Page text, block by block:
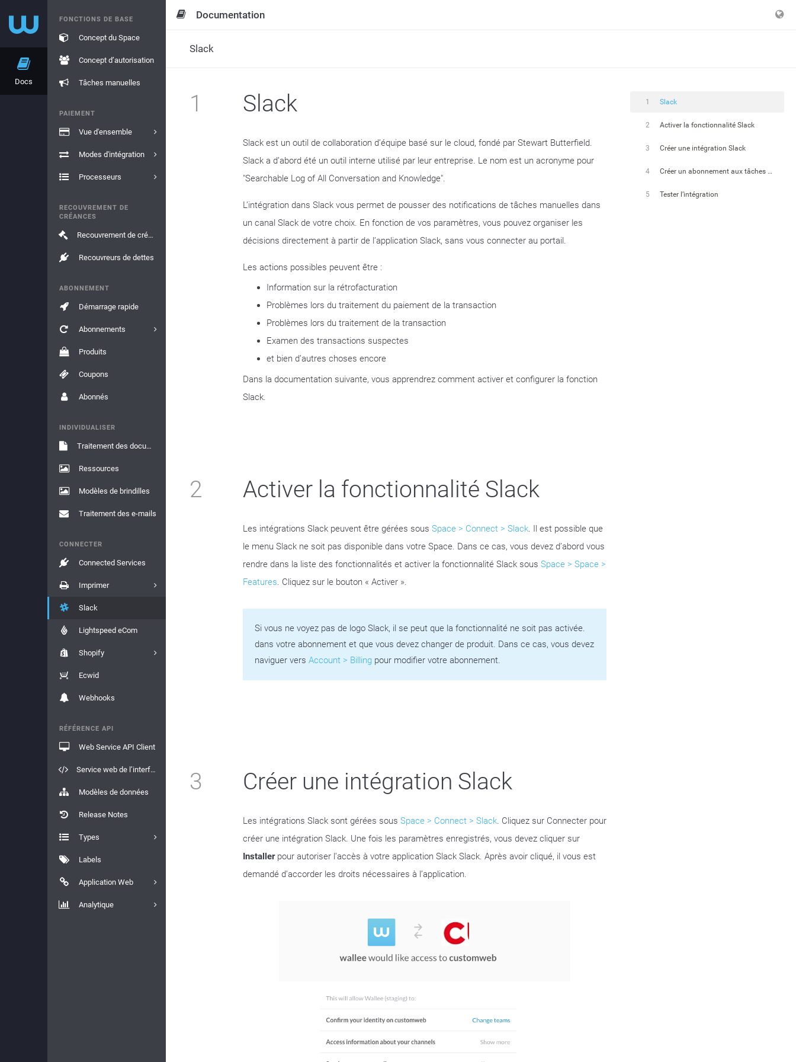
Docs
FONCTIONS DE BASE
Concept du Space
Concept d’autorisation
Tâches manuelles
PAIEMENT
Vue d'ensemble
Modes d'intégration
Processeurs
RECOUVREMENT DE
CRÉANCES
Recouvrement de créances
Recouvreurs de dettes
ABONNEMENT
Démarrage rapide
Abonnements
Produits
Coupons
Abonnés
INDIVIDUALISER
Traitement des documents
Ressources
Modèles de brindilles
Traitement des e-mails
CONNECTER
Connected Services
Imprimer
Slack
Lightspeed eCom
Shopify
Ecwid
Webhooks
RÉFÉRENCE API
Web Service API Client
Service web de l’interface API
Modèles de données
Release Notes
Types
Labels
Application Web
Analytique
Documentation
Slack
1 Slack
Slack est un outil de collaboration d’équipe basé sur le cloud, fondé par Stewart Butterfield.
Slack a d’abord été un outil interne utilisé par leur entreprise. Le nom est un acronyme pour
"Searchable Log of All Conversation and Knowledge".
L’intégration dans Slack vous permet de pousser des notifications de tâches manuelles dans
un canal Slack de votre choix. En fonction de vos paramètres, vous pouvez organiser les
décisions directement à partir de l’application Slack, sans vous connecter au portail.
Les actions possibles peuvent être :
Information sur la rétrofacturation
Problèmes lors du traitement du paiement de la transaction
Problèmes lors du traitement de la transaction
Examen des transactions suspectes
et bien d’autres choses encore
Dans la documentation suivante, vous apprendrez comment activer et configurer la fonction
Slack.
2 Activer la fonctionnalité Slack
Les intégrations Slack peuvent être gérées sous Space > Connect > Slack. Il est possible que
le menu Slack ne soit pas disponible dans votre Space. Dans ce cas, vous devez d’abord vous
rendre dans la liste des fonctionnalités et activer la fonctionnalité Slack sous Space > Space >
Features. Cliquez sur le bouton « Activer ».
Si vous ne voyez pas de logo Slack, il se peut que la fonctionnalité ne soit pas activée.
dans votre abonnement et que vous devez changer de produit. Dans ce cas, vous devez
naviguer vers Account > Billing pour modifier votre abonnement.
3 Créer une intégration Slack
Les intégrations Slack sont gérées sous Space > Connect > Slack. Cliquez sur Connecter pour
créer une intégration Slack. Une fois les paramètres enregistrés, vous devez cliquer sur
Installerpour autoriser l’accès à votre application Slack Slack. Après avoir cliqué, il vous est
demandé d’accorder les droits nécessaires à l’application.
1 Slack
2 Activer la fonctionnalité Slack
3 Créer une intégration Slack
4 Créer un abonnement aux tâches manuelles
5 Tester l’intégration